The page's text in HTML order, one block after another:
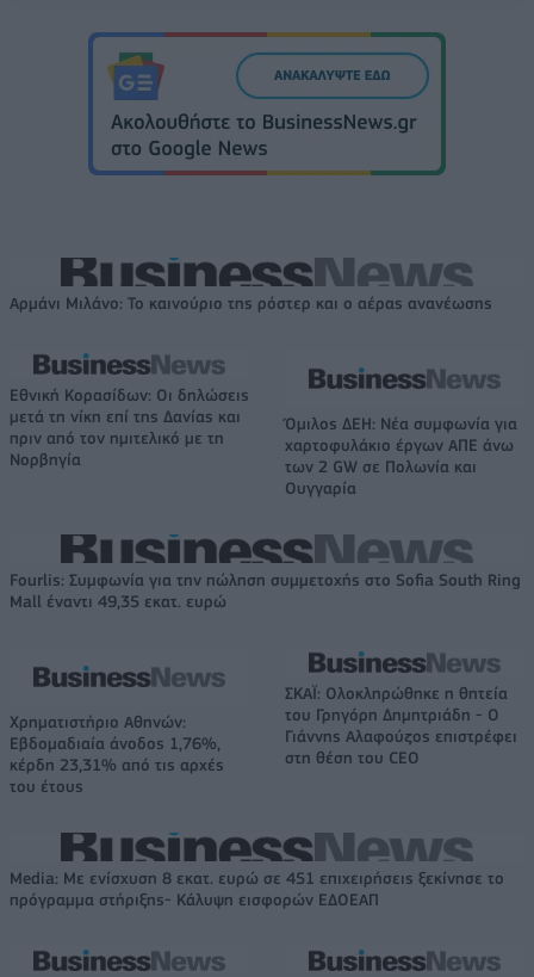
Αρμάνι Μιλάνο: Το καινούριο της ρόστερ και ο αέρας ανανέωσης
Εθνική Κορασίδων: Οι δηλώσεις
μετά τη νίκη επί της Δανίας και
πριν από τον ημιτελικό με τη
Νορβηγία
Όμιλος ΔΕΗ: Νέα συμφωνία για
χαρτοφυλάκιο έργων ΑΠΕ άνω
των 2 GW σε Πολωνία και
Ουγγαρία
Fourlis: Συμφωνία για την πώληση συμμετοχής στο Sofia South Ring
Mall έναντι 49,35 εκατ. ευρώ
Χρηματιστήριο Αθηνών:
Εβδομαδιαία άνοδος 1,76%,
κέρδη 23,31% από τις αρχές
του έτους
ΣΚΑΪ: Ολοκληρώθηκε η θητεία
του Γρηγόρη Δημητριάδη - Ο
Γιάννης Αλαφούζος επιστρέφει
στη θέση του CEO
Media: Με ενίσχυση 8 εκατ. ευρώ σε 451 επιχειρήσεις ξεκίνησε το
πρόγραμμα στήριξης- Κάλυψη εισφορών ΕΔΟΕΑΠ